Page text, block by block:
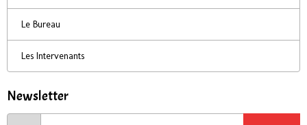
Le Bureau
Les Intervenants
Newsletter